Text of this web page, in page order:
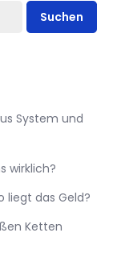
Suchen
System und
wirklich?
liegt das Geld?
Ketten